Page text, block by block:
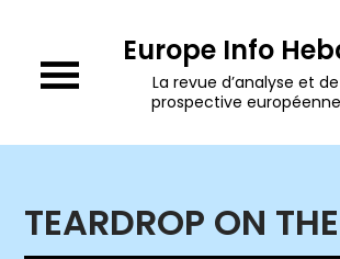
content
Europe Info
La revue d’analyse et de
prospective européenne
TEARDROP ON